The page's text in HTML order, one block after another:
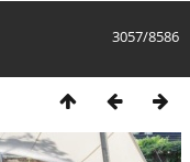
3057/8586